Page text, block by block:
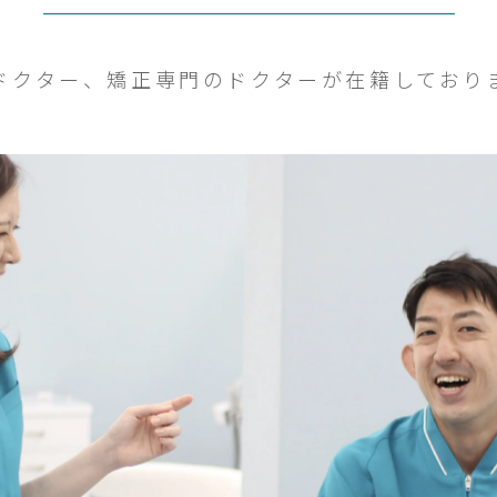
クター、矯正専門のドクターが在籍しており